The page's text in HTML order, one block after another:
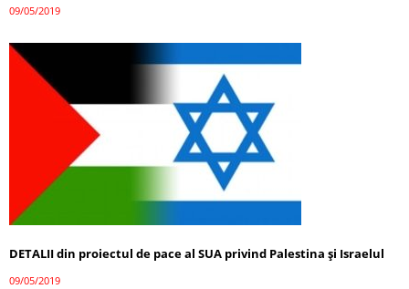
09/05/2019
DETALII din proiectul de pace al SUA privind Palestina și Israelul
09/05/2019